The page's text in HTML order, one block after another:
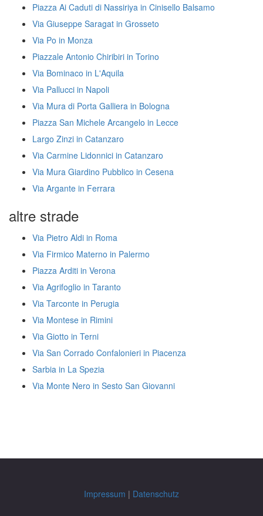
Piazza Ai Caduti di Nassiriya in Cinisello Balsamo
Via Giuseppe Saragat in Grosseto
Via Po in Monza
Piazzale Antonio Chiribiri in Torino
Via Bominaco in L'Aquila
Via Pallucci in Napoli
Via Mura di Porta Galliera in Bologna
Piazza San Michele Arcangelo in Lecce
Largo Zinzi in Catanzaro
Via Carmine Lidonnici in Catanzaro
Via Mura Giardino Pubblico in Cesena
Via Argante in Ferrara
altre strade
Via Pietro Aldi in Roma
Via Firmico Materno in Palermo
Piazza Arditi in Verona
Via Agrifoglio in Taranto
Via Tarconte in Perugia
Via Montese in Rimini
Via Giotto in Terni
Via San Corrado Confalonieri in Piacenza
Sarbia in La Spezia
Via Monte Nero in Sesto San Giovanni
Impressum | Datenschutz